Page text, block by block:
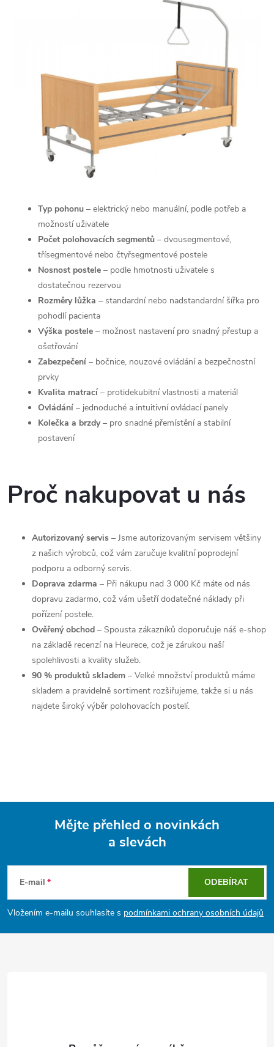
Typ pohonu – elektrický nebo manuální, podle potřeb a
možností uživatele
Počet polohovacích segmentů – dvousegmentové,
třísegmentové nebo čtyřsegmentové postele
Nosnost postele – podle hmotnosti uživatele s
dostatečnou rezervou
Rozměry lůžka – standardní nebo nadstandardní šířka pro
pohodlí pacienta
Výška postele – možnost nastavení pro snadný přestup a
ošetřování
Zabezpečení – bočnice, nouzové ovládání a bezpečnostní
prvky
Kvalita matrací – protidekubitní vlastnosti a materiál
Ovládání – jednoduché a intuitivní ovládací panely
Kolečka a brzdy– pro snadné přemístění a stabilní
postavení
Proč nakupovat u nás
Autorizovaný servis – Jsme autorizovaným servisem většiny
z našich výrobců, což vám zaručuje kvalitní poprodejní
podporu a odborný servis.
Doprava zdarma – Při nákupu nad 3 000 Kč máte od nás
dopravu zadarmo, což vám ušetří dodatečné náklady při
pořízení postele.
Ověřený obchod – Spousta zákazníků doporučuje náš e-shop
na základě recenzí na Heurece, což je zárukou naší
spolehlivosti a kvality služeb.
90 % produktů skladem – Velké množství produktů máme
skladem a pravidelně sortiment rozšiřujeme, takže si u nás
najdete široký výběr polohovacích postelí.
p
Mějte přehled o novinkách
a slevách
E-mail
Vložením e-mailu souhlasíte s podmínkami ochrany osobních údajů
ODEBÍRAT